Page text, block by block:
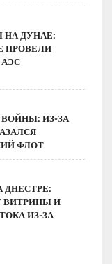
ДУНАЕ:
ПРОВЕЛИ
ИЗ-ЗА
ФЛОТ
ВИТРИНЫ И
ИЗ-ЗА